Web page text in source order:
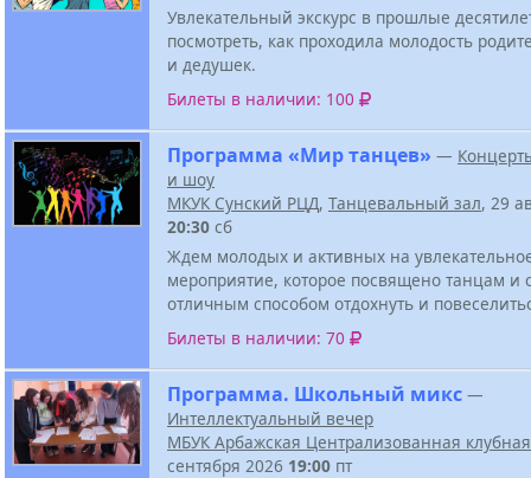
Увлекательный экскурс в прошлые
посмотреть, как проходила молодость
и дедушек.
Билеты в наличии: 100
Программа «Мир танцев» —
и шоу
МКУК Сунский РЦД, Танцевальный зал, 29
20:30 сб
Ждем молодых и активных на
мероприятие, которое посвящено танцам и
отличным способом отдохнуть и
Билеты в наличии: 70
Программа. Школьный микс —
Интеллектуальный вечер
МБУК Арбажская Централизованная
сентября 2026 19:00 пт